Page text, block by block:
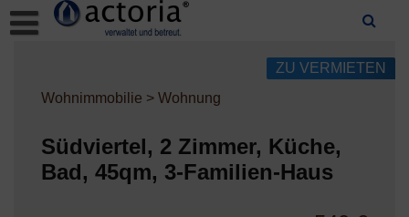
Skip
to
Wohnimmobilie > Wohnung
ZU VERMIETEN
Südviertel, 2 Zimmer, Küche,
Bad, 45qm, 3-Familien-Haus